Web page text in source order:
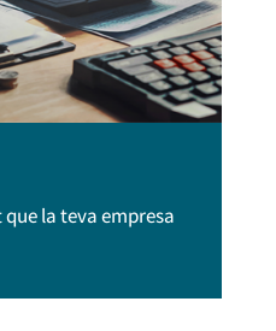
la teva empresa